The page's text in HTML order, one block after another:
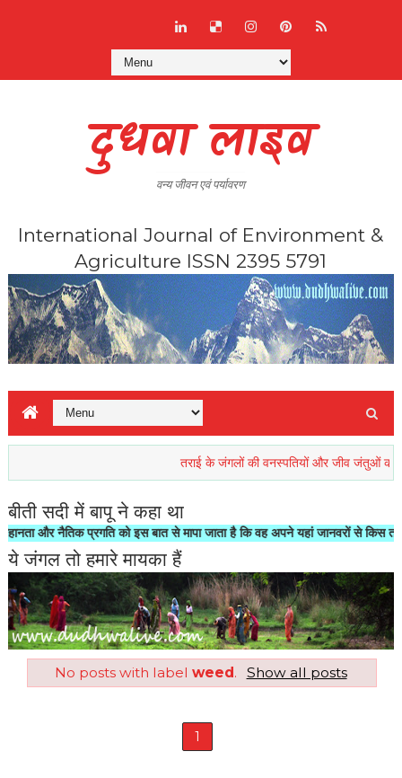
दुधवा लाइव
वन्य जीवन एवं पर्यावरण
International Journal of Environment &
Agriculture ISSN 2395 5791
तराई के जंगलों की वनस्पतियों और जीव जंतुओं की
बीती सदी में बापू ने कहा था
और नैतिक प्रगति को इस बात से मापा जाता है कि वह अपने यहां जानवरों से किस तरह का
ये जंगल तो हमारे मायका हैं
No posts with labelweed. Show all posts
1